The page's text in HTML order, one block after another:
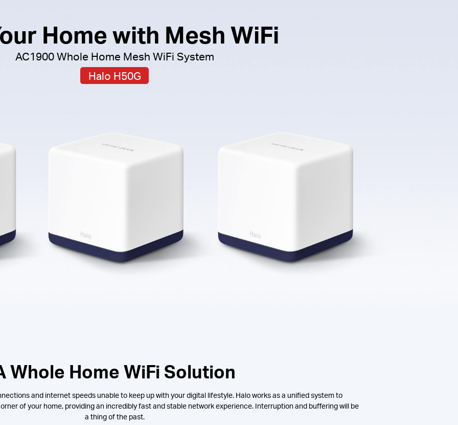
Home with Mesh WiFi
AC1900 Whole Home Mesh WiFi System
Halo H50G
Whole Home WiFi Solution
and internet speeds unable to keep up with your digital lifestyle. Halo works as a unified system to
of your home, providing an incredibly fast and stable network experience. Interruption and buffering will be
a thing of the past.